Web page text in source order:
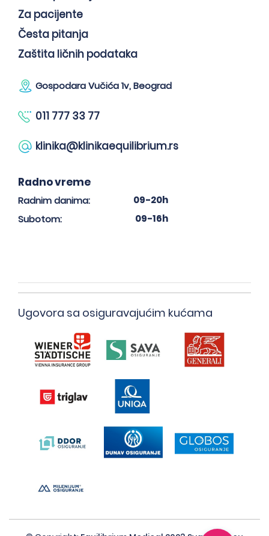
Za pacijente
Česta pitanja
Zaštita ličnih podataka
Gospodara Vučića 1v, Beograd
011 777 33 77
klinika@klinikaequilibrium.rs
Radno vreme
Radnim danima:
09-20h
Subotom:
09-16h
Ugovora sa osiguravajućim kućama